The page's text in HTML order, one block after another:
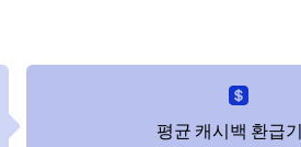
평균 캐시백 환급